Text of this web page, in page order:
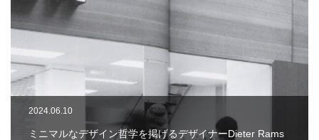
2024.06.10
ミニマルなデザイン哲学を掲げるデザイナーDieter Rams